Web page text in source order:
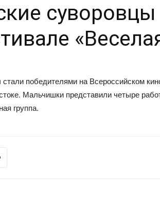
победителями на Всероссийском
Мальчишки представили четыре
группа.